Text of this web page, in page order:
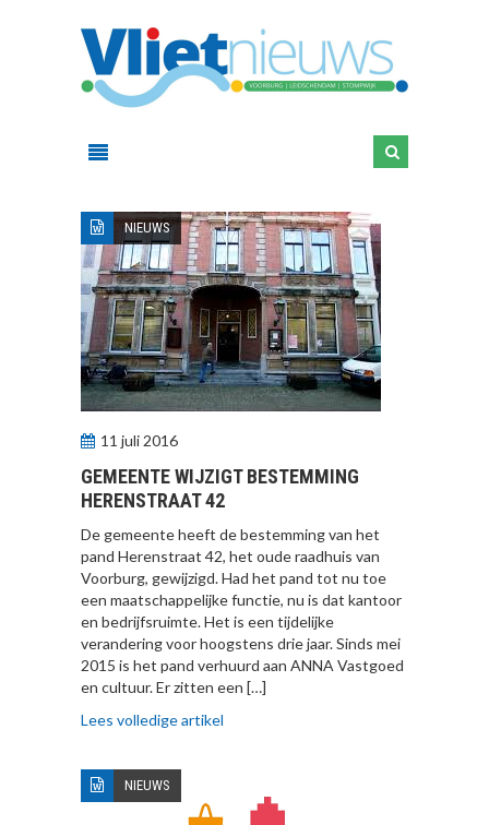
NIEUWS
11 juli 2016
GEMEENTE WIJZIGT BESTEMMING
HERENSTRAAT 42
De gemeente heeft de bestemming van het
pand Herenstraat 42, het oude raadhuis van
Voorburg, gewijzigd. Had het pand tot nu toe
een maatschappelijke functie, nu is dat kantoor
en bedrijfsruimte. Het is een tijdelijke
verandering voor hoogstens drie jaar. Sinds mei
2015 is het pand verhuurd aan ANNA Vastgoed
en cultuur. Er zitten een […]
Lees volledige artikel
NIEUWS